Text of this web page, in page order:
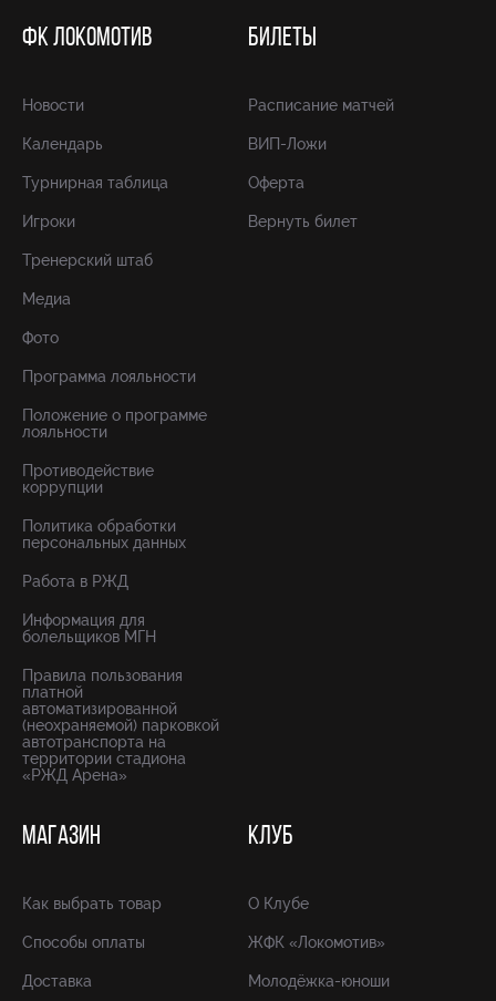
ФК ЛОКОМОТИВ
Новости
Календарь
Турнирная таблица
Игроки
Тренерский штаб
Медиа
Фото
Программа лояльности
Положение о программе
лояльности
Противодействие
коррупции
Политика обработки
персональных данных
Работа в РЖД
Информация для
болельщиков МГН
Правила пользования
платной
автоматизированной
(неохраняемой) парковкой
автотранспорта на
территории стадиона
«РЖД Арена»
БИЛЕТЫ
Расписание матчей
ВИП-Ложи
Оферта
Вернуть билет
МАГАЗИН
Как выбрать товар
Способы оплаты
Доставка
КЛУБ
О Клубе
ЖФК «Локомотив»
Молодёжка-юноши